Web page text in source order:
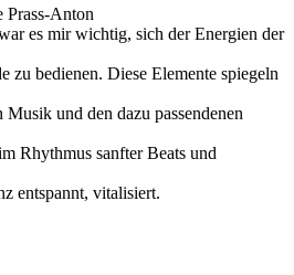
Prass-Anton
es mir wichtig, sich der Energien der
zu bedienen. Diese Elemente spiegeln
Musik und den dazu passendenen
Rhythmus sanfter Beats und
entspannt, vitalisiert.